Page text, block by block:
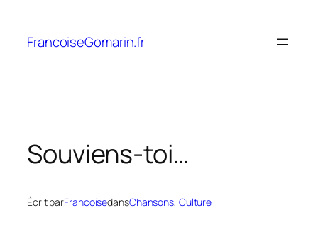
contenu
FrancoiseGomarin.fr
Souviens-toi…
Écrit parFrancoisedansChansons, Culture